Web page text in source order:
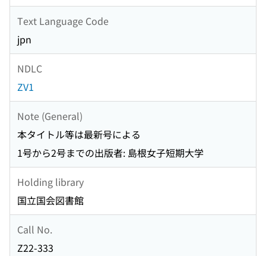
Text Language Code
jpn
NDLC
ZV1
Note (General)
本タイトル等は最新号による
1号から2号までの出版者: 島根女子短期大学
Holding library
国立国会図書館
Call No.
Z22-333